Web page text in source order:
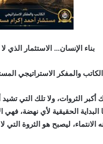
بناء الإنسان… الاستثمار الذي
والمفكر الاستراتيجي
الثروات، ولا تلك التي
البداية الحقيقية لأي نهضة،
ليصبح هو الثروة